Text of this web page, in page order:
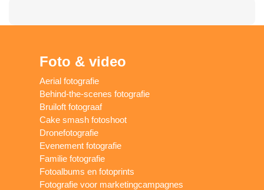
Foto & video
Aerial fotografie
Behind-the-scenes fotografie
Bruiloft fotograaf
Cake smash fotoshoot
Dronefotografie
Evenement fotografie
Familie fotografie
Fotoalbums en fotoprints
Fotografie voor marketingcampagnes